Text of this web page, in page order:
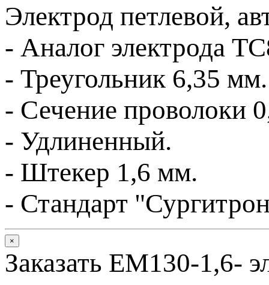
Электрод петлевой,
- Аналог электрода
- Треугольник 6,35 мм.
- Сечение проволоки
- Удлиненный.
- Штекер 1,6 мм.
- Стандарт
×
Заказать EM130-1,6-